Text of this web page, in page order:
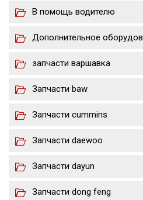
В помощь водителю
Дополнительное
запчасти варшавка
Запчасти baw
Запчасти cummins
Запчасти daewoo
Запчасти dayun
Запчасти dong feng